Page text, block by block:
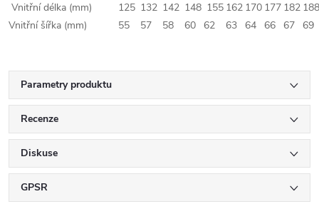
Vnitřní délka (mm)
125 132 142 148 155 162 170 177 182 188
Vnitřní šířka (mm)
55 57 58 60 62 63 64 66 67 69
Parametry produktu
Recenze
Diskuse
GPSR